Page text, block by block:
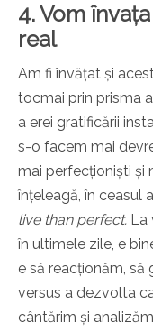
4. Vom
real
Am fi învățat și
tocmai prin prisma
a erei gratificării
s-o facem mai
mai perfecționiști și
înțeleagă, în ceasul
live than perfect. La
în ultimele zile, e
e să reacționăm, să
versus a dezvolta
cântărim și